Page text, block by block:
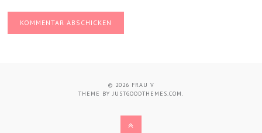
© 2026 FRAU V
THEME BYJUSTGOODTHEMES.COM.